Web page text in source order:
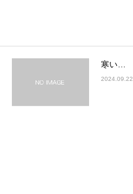
寒い…
2024.09.22